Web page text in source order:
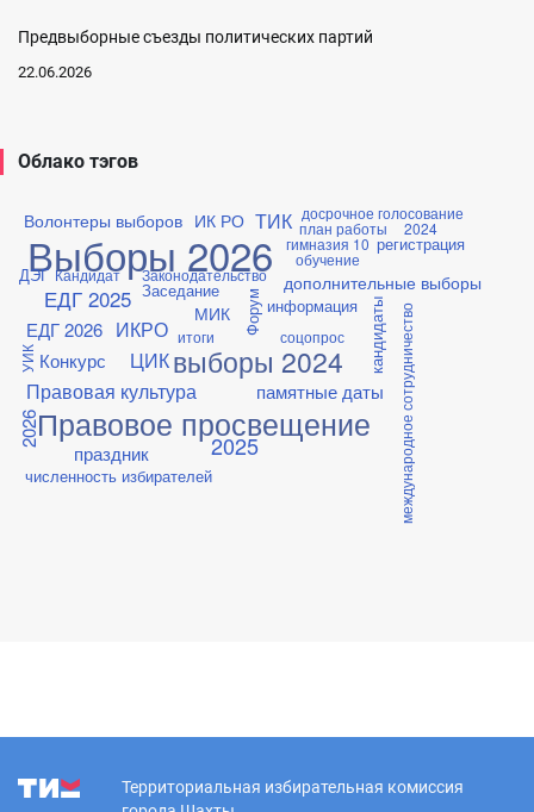
Предвыборные съезды политических партий
22.06.2026
Облако тэгов
Волонтеры выборов
Выборы 2026
ДЭГ
ЕДГ 2025
ЕДГ 2026
Законодательство
Заседание
ИК РО
ИКРО
Кандидат
Конкурс
МИК
Правовая культура
Правовое просвещение
ТИК
УИК
Форум
ЦИКвыборы 2024
гимназия 10
дополнительные выборы
досрочное голосование
информация
итоги кандидаты международное сотрудничество
обучение
памятные даты
план работы
праздник
регистрация
соцопрос
численность избирателей
2024
2025
2026
Территориальная избирательная комиссия